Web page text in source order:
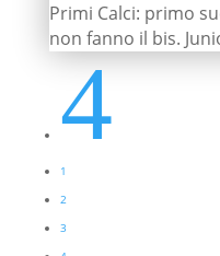
Primi Calci: primo
non fanno il bis.
4
1
2
3